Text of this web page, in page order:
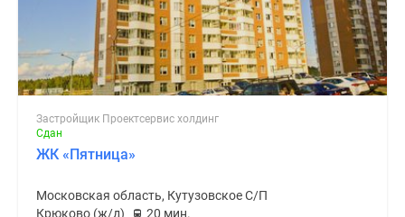
Застройщик Проектсервис холдинг
Сдан
ЖК «Пятница»
Московская область, Кутузовское С/П
Крюково (ж/д)
20 мин.